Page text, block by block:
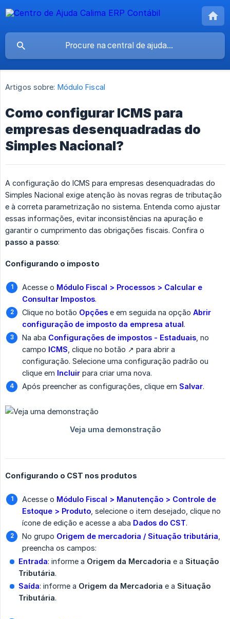
Artigos sobre: Módulo Fiscal
Como configurar ICMS para
empresas desenquadradas do
Simples Nacional?
A configuração do ICMS para empresas desenquadradas do
Simples Nacional exige atenção às novas regras de tributação
e à correta parametrização no sistema. Entenda como ajustar
essas informações, evitar inconsistências na apuração e
garantir o cumprimento das obrigações fiscais. Confira o
passo a passo:
Configurando o imposto
Acesse o Módulo Fiscal > Processos > Calcular e
Consultar Impostos.
Clique no botão Opções e em seguida na opção Abrir
configuração de imposto da empresa atual.
Na aba Configurações de impostos - Estaduais , no
campo ICMS , clique no botão ↗️ para abrir a
configuração. Selecione uma configuração padrão ou
clique em Incluir para criar uma nova.
Após preencher as configurações, clique em Salvar.
Configurando o CST nos produtos
Acesse o Módulo Fiscal > Manutenção > Controle de
Estoque > Produto , selecione o item desejado, clique no
ícone de edição e acesse a aba Dados do CST.
No grupo Origem de mercadoria / Situação tributária
preencha os campos:
Entrada: informe a Origem da Mercadoria e a Situação
Tributária.
Saída: informe a Origem da Mercadoria e a Situação
Tributária.